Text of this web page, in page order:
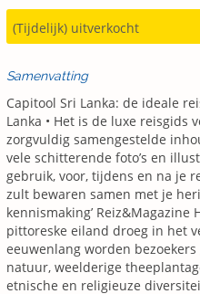
(Tijdelijk) uitverkocht
Samenvatting
Capitool Sri Lanka: de ideale
Lanka • Het is de luxe reisgids
zorgvuldig samengestelde
vele schitterende foto’s en
gebruik, voor, tijdens en na je
zult bewaren samen met je
kennismaking’
pittoreske eiland droeg in het
eeuwenlang worden
natuur, weelderige
etnische en religieuze